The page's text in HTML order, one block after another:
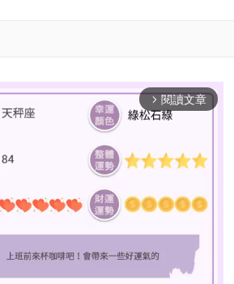
arrow_forward_ios 閱讀文章